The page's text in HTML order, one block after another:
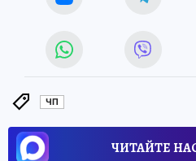
ЧП
ЧИТАЙТЕ